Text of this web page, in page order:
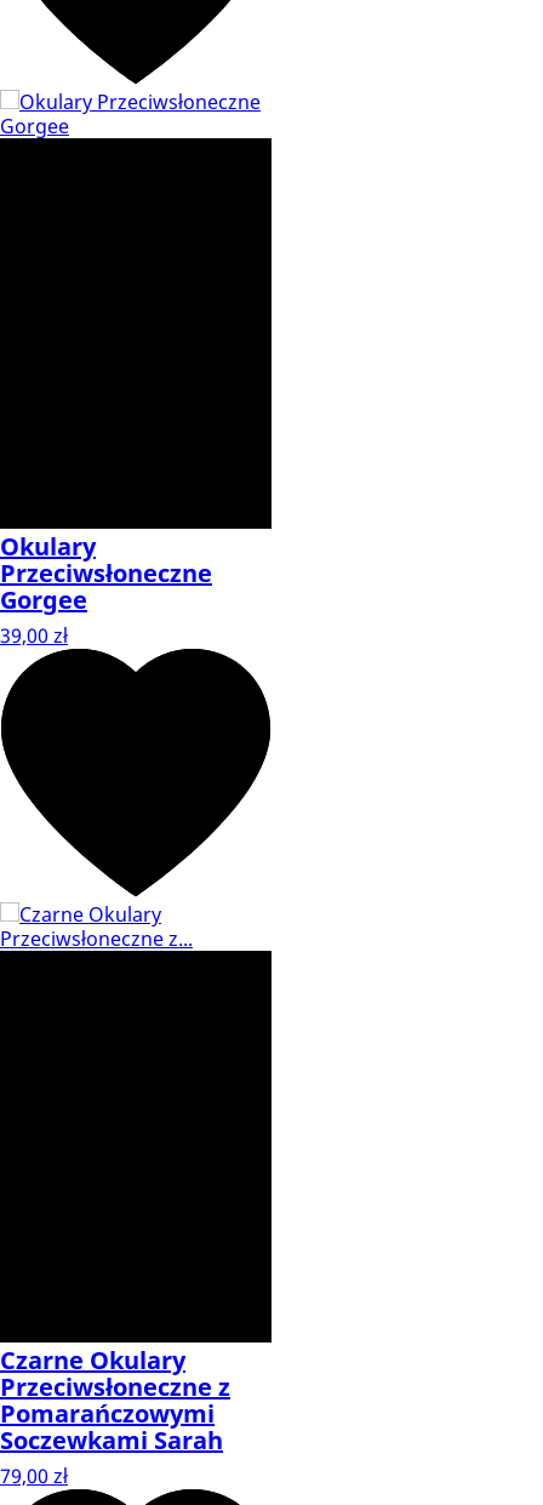
Okulary
Przeciwsłoneczne
Gorgee
39,00 zł
Czarne Okulary
Przeciwsłoneczne z
Pomarańczowymi
Soczewkami Sarah
79,00 zł